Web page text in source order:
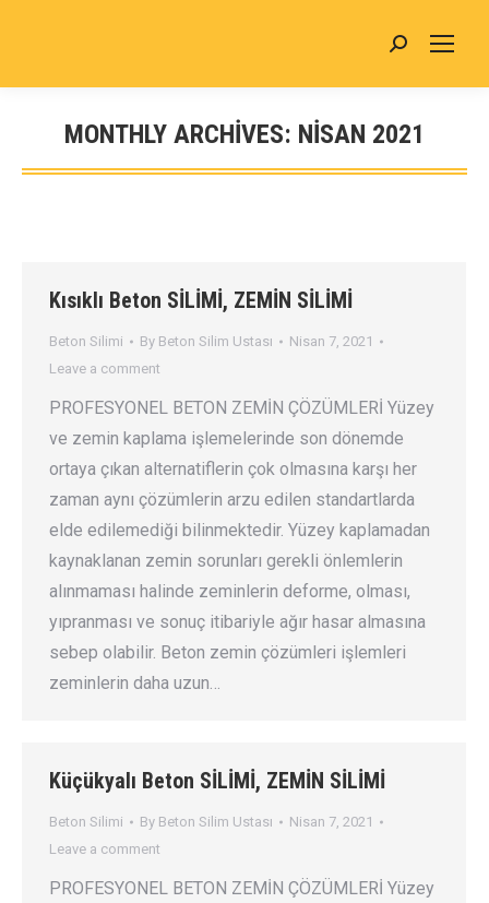
MONTHLY ARCHIVES: NISAN 2021
You are here:
Kısıklı Beton SİLİMİ, ZEMİN SİLİMİ
Beton Silimi By Beton Silim Ustası
Nisan 7, 2021
Leave a comment
PROFESYONEL BETON ZEMİN ÇÖZÜMLERİ Yüzey
ve zemin kaplama işlemelerinde son dönemde
ortaya çıkan alternatiflerin çok olmasına karşı her
zaman aynı çözümlerin arzu edilen standartlarda
elde edilemediği bilinmektedir. Yüzey kaplamadan
kaynaklanan zemin sorunları gerekli önlemlerin
alınmaması halinde zeminlerin deforme, olması,
yıpranması ve sonuç itibariyle ağır hasar almasına
sebep olabilir. Beton zemin çözümleri işlemleri
zeminlerin daha uzun…
Küçükyalı Beton SİLİMİ, ZEMİN SİLİMİ
Beton Silimi By Beton Silim Ustası
Nisan 7, 2021
Leave a comment
PROFESYONEL BETON ZEMİN ÇÖZÜMLERİ Yüzey